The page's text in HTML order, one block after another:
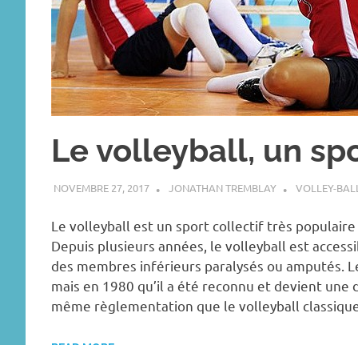
Le volleyball, un
NOVEMBRE 27, 2017 JONATHAN TREMBLAY VOLLEY-BALL
Le volleyball est un sport collectif très populaire
Depuis plusieurs années, le volleyball est
des membres inférieurs paralysés ou amputés.
mais en 1980 qu’il a été reconnu et devient
même règlementation que le volleyball